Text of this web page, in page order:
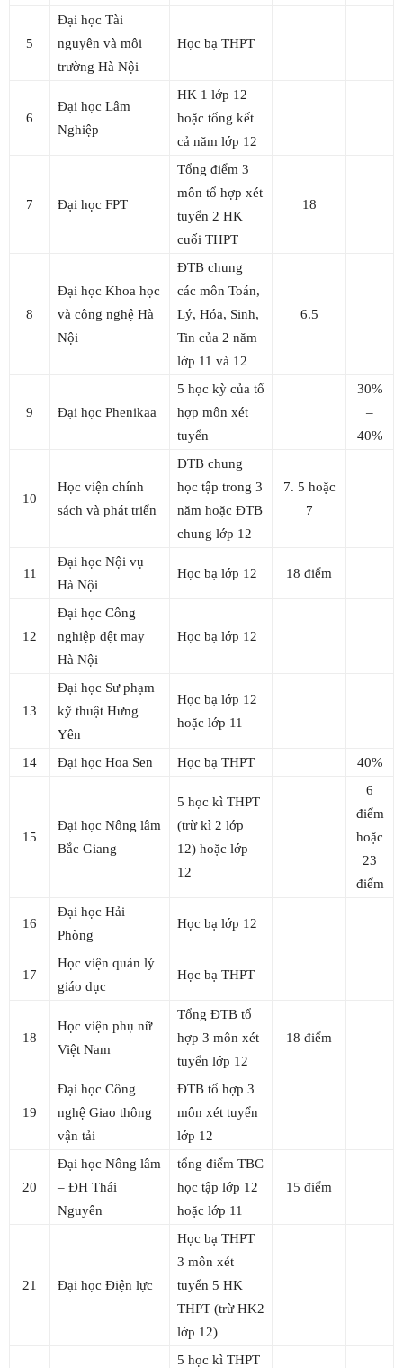
5
Đại học Tài
nguyên và môi
trường Hà Nội
Học bạ THPT
6
Đại học Lâm
Nghiệp
HK 1 lớp 12
hoặc tổng kết
cả năm lớp 12
7 Đại học FPT
Tổng điểm 3
môn tổ hợp xét
tuyển 2 HK
cuối THPT
18
8
Đại học Khoa học
và công nghệ Hà
Nội
ĐTB chung
các môn Toán,
Lý, Hóa, Sinh,
Tin của 2 năm
lớp 11 và 12
6.5
9 Đại học Phenikaa
5 học kỳ của tổ
hợp môn xét
tuyển
30%
–
40%
10
Học viện chính
sách và phát triển
ĐTB chung
học tập trong 3
năm hoặc ĐTB
chung lớp 12
7. 5 hoặc
7
11
Đại học Nội vụ
Hà Nội
Học bạ lớp 12 18 điểm
12
Đại học Công
nghiệp dệt may
Hà Nội
Học bạ lớp 12
13
Đại học Sư phạm
kỹ thuật Hưng
Yên
Học bạ lớp 12
hoặc lớp 11
14 Đại học Hoa Sen Học bạ THPT 40%
15
Đại học Nông lâm
Bắc Giang
5 học kì THPT
(trừ kì 2 lớp
12) hoặc lớp
12
6
điểm
hoặc
23
điểm
16
Đại học Hải
Phòng
Học bạ lớp 12
17
Học viện quản lý
giáo dục
Học bạ THPT
18
Học viện phụ nữ
Việt Nam
Tổng ĐTB tổ
hợp 3 môn xét
tuyển lớp 12
18 điểm
19
Đại học Công
nghệ Giao thông
vận tải
ĐTB tổ hợp 3
môn xét tuyển
lớp 12
20
Đại học Nông lâm
– ĐH Thái
Nguyên
tổng điểm TBC
học tập lớp 12
hoặc lớp 11
15 điểm
21 Đại học Điện lực
Học bạ THPT
3 môn xét
tuyển 5 HK
THPT (trừ HK2
lớp 12)
5 học kì THPT